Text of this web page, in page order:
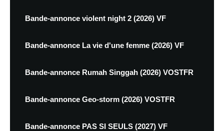
Bande-annonce violent night 2 (2026) VF
Bande-annonce La vie d'une femme (2026) VF
Bande-annonce Rumah Singgah (2026) VOSTFR
Bande-annonce Geo-storm (2026) VOSTFR
Bande-annonce PAS SI SEULS (2027) VF